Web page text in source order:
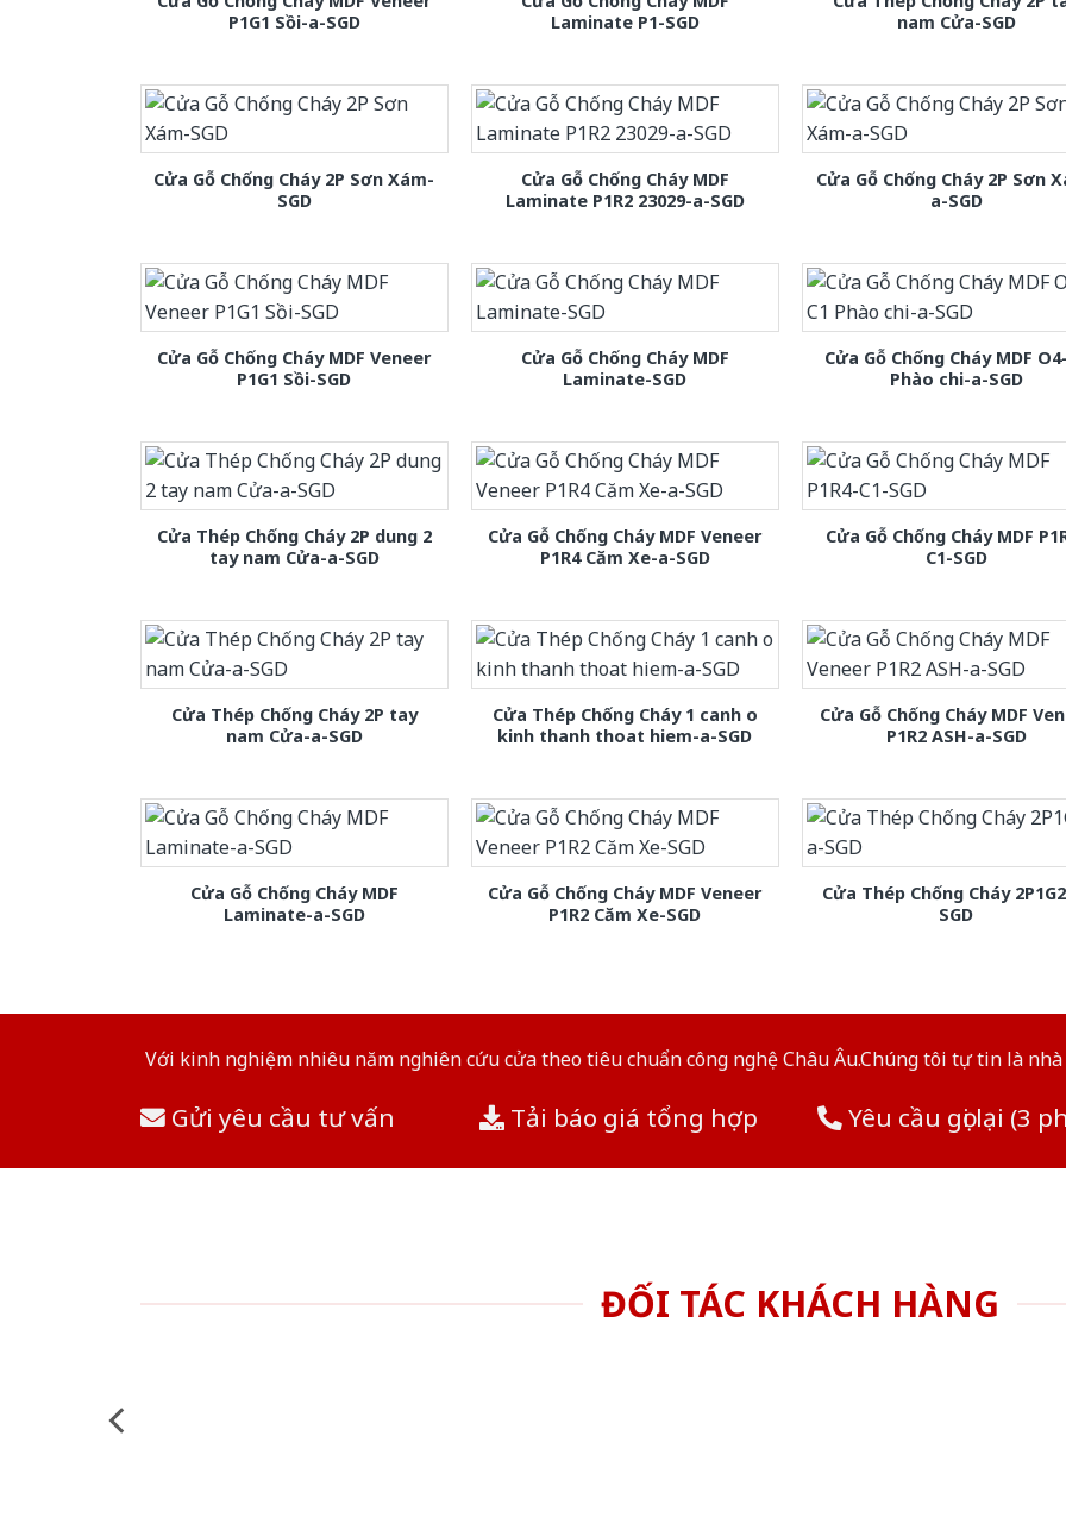
P1G1 Sồi-a-SGD
Laminate P1-SGD
nam Cửa-SGD
Cửa Gỗ Chống Cháy 2P Sơn Xám-
SGD
Cửa Gỗ Chống Cháy MDF
Laminate P1R2 23029-a-SGD
Cửa Gỗ Chống Cháy 2P Sơn
a-SGD
Cửa Gỗ Chống Cháy MDF Veneer
P1G1 Sồi-SGD
Cửa Gỗ Chống Cháy MDF
Laminate-SGD
Cửa Gỗ Chống Cháy MDF
Phào chi-a-SGD
Cửa Thép Chống Cháy 2P dung 2
tay nam Cửa-a-SGD
Cửa Gỗ Chống Cháy MDF Veneer
P1R4 Căm Xe-a-SGD
Cửa Gỗ Chống Cháy MDF
C1-SGD
Cửa Thép Chống Cháy 2P tay
nam Cửa-a-SGD
Cửa Thép Chống Cháy 1 canh o
kinh thanh thoat hiem-a-SGD
Cửa Gỗ Chống Cháy MDF
P1R2 ASH-a-SGD
Cửa Gỗ Chống Cháy MDF
Laminate-a-SGD
Cửa Gỗ Chống Cháy MDF Veneer
P1R2 Căm Xe-SGD
Cửa Thép Chống Cháy
SGD
Với kinh nghiệm nhiêu năm nghiên cứu cửa theo tiêu chuẩn công nghệ Châu Âu.Chúng tôi tự tin là
Gửi yêu cầu tư vấn Tải báo giá tổng hợp Yêu cầu gọi lại (3
ĐỐI TÁC KHÁCH HÀNG